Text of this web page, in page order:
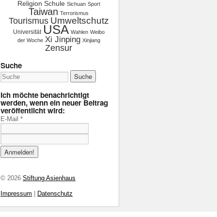
Religion Schule Sichuan Sport
Taiwan Terrorismus
Tourismus Umweltschutz
Universität USA Wahlen Weibo
der Woche Xi Jinping Xinjiang
Zensur
Suche
Ich möchte benachrichtigt
werden, wenn ein neuer Beitrag
veröffentlicht wird:
E-Mail *
© 2026 Stiftung Asienhaus
Impressum Datenschutz